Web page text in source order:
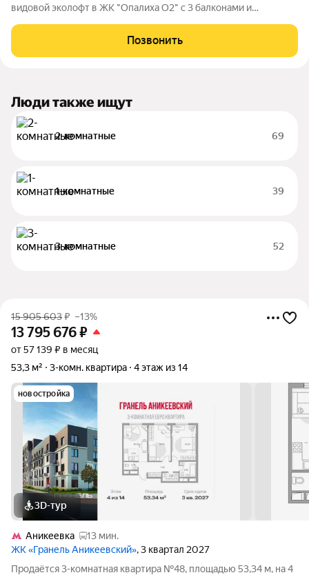
видовой эколофт в ЖК "Опалиха О2" с 3 балконами и
потолками от 3,7 м до 4+ м. Есть возможность устройства 2
уровня. Комнаты изолированы
Позвонить
Люди также ищут
2-комнатные 69
1-комнатные 39
3-комнатные 52
15 905 603₽ –13%
13 795 676₽
от 57 139 ₽ в месяц
53,3 м²
3-комн. квартира 4 этаж из 14
новостройка
3D-тур
Аникеевка
13 мин.
ЖК «Гранель Аникеевский», 3 квартал 2027
Продаётся 3-комнатная квартира №48, площадью 53,34 м, на 4